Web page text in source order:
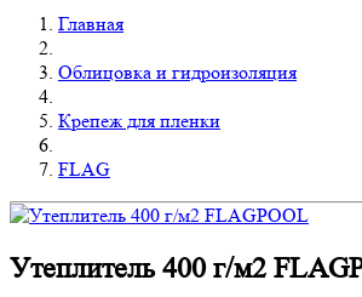
Главная
Облицовка и гидроизоляция
Крепеж для пленки
FLAG
Утеплитель 400 г/м2